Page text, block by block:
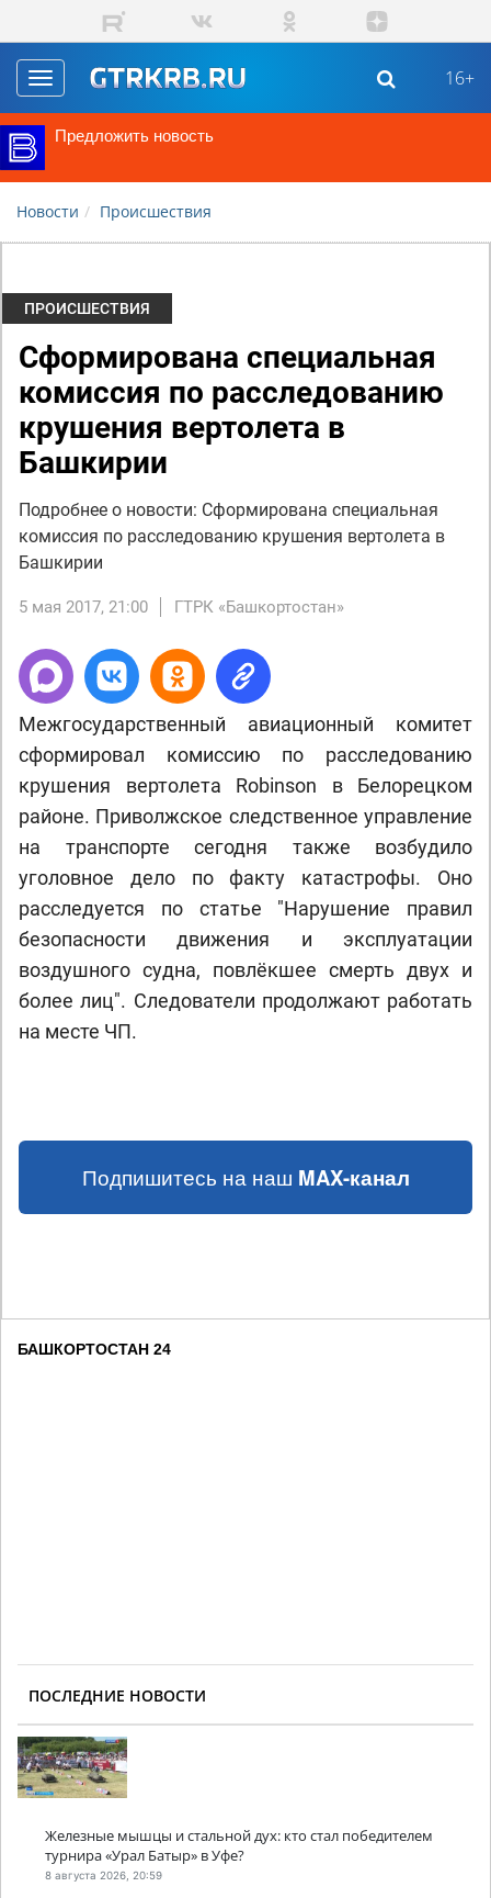
Перейти к основному содержанию
Toggle
navigation
16+
Предложить новость
Новости Происшествия
ПРОИСШЕСТВИЯ
Сформирована специальная
комиссия по расследованию
крушения вертолета в
Башкирии
Подробнее о новости: Сформирована специальная
комиссия по расследованию крушения вертолета в
Башкирии
5 мая 2017, 21:00 ГТРК «Башкортостан»
Межгосударственный авиационный комитет
сформировал комиссию по расследованию
крушения вертолета Robinson в Белорецком
районе. Приволжское следственное управление
на транспорте сегодня также возбудило
уголовное дело по факту катастрофы. Оно
расследуется по статье "Нарушение правил
безопасности движения и эксплуатации
воздушного судна, повлёкшее смерть двух и
более лиц". Следователи продолжают работать
на месте ЧП.
Подпишитесь на наш MAX-канал
БАШКОРТОСТАН 24
ПОСЛЕДНИЕ НОВОСТИ
Железные мышцы и стальной дух: кто стал победителем
турнира «Урал Батыр» в Уфе?
8 августа 2026, 20:59